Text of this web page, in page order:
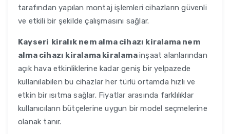
tarafından yapılan montaj işlemleri cihazların güvenli
ve etkili bir şekilde çalışmasını sağlar.
Kayseri kiralık nem alma cihazı kiralama nem
alma cihazı kiralama kiralamainşaat alanlarından
açık hava etkinliklerine kadar geniş bir yelpazede
kullanılabilen bu cihazlar her türlü ortamda hızlı ve
etkin bir ısıtma sağlar. Fiyatlar arasında farklılıklar
kullanıcıların bütçelerine uygun bir model seçmelerine
olanak tanır.